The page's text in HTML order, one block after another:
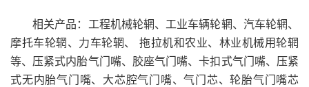
相关产品：工程机械轮辋、工业车辆轮辋、汽车轮辋、
摩托车轮辋、力车轮辋、 拖拉机和农业、林业机械用轮辋
等、压紧式内胎气门嘴、胶座气门嘴、卡扣式气门嘴、压紧
式无内胎气门嘴、大芯腔气门嘴、气门芯、轮胎气门嘴芯